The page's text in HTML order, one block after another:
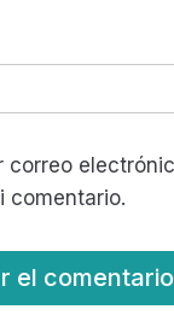
correo
comentario.